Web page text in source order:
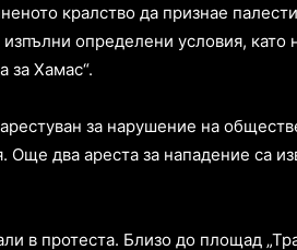
кралство да признае
определени условия, като
за Хамас“.
за нарушение на
Още два ареста за нападение са
в протеста. Близо до площад